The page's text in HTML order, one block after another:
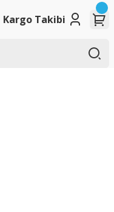
Kargo Takibi